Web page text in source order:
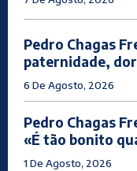
Pedro Chagas
paternidade,
6 De Agosto, 2026
Pedro Chagas
«É tão bonito
1 De Agosto, 2026